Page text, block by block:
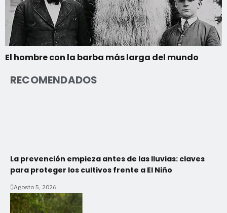
El hombre con la barba más larga del mundo
RECOMENDADOS
La prevención empieza antes de las lluvias: claves
para proteger los cultivos frente a El Niño
Agosto 5, 2026